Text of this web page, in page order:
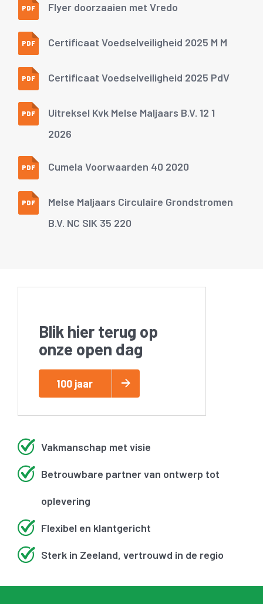
PDF Flyer doorzaaien met Vredo
PDF Certificaat Voedselveiligheid 2025 M M
PDF Certificaat Voedselveiligheid 2025 PdV
PDF
Uitreksel Kvk Melse Maljaars B.V. 12 1
2026
PDF Cumela Voorwaarden 40 2020
PDF
Melse Maljaars Circulaire Grondstromen
B.V. NC SIK 35 220
Blik hier terug op
onze open dag
100 jaar
Vakmanschap met visie
Betrouwbare partner van ontwerp tot
oplevering
Flexibel en klantgericht
Sterk in Zeeland, vertrouwd in de regio